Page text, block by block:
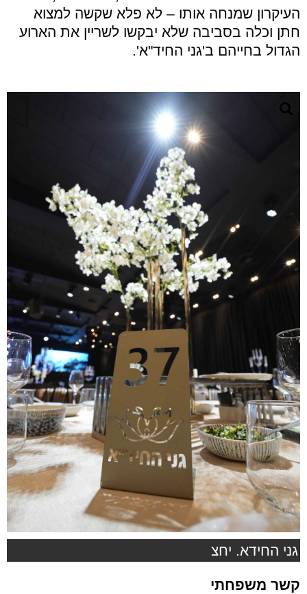
העיקרון שמנחה אותו – לא פלא שקשה למצוא
חתן וכלה בסביבה שלא יבקשו לשריין את הארוע
הגדול בחייהם ב'גני החיד"א'.
גני החידא. יחצ
קשר משפחתי